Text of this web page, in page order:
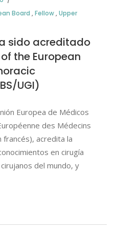
Board ,Fellow ,Upper
sido acreditado
the European
UGI)
Europea de Médicos
des Médecins
francés), acredita la
en cirugía
del mundo, y